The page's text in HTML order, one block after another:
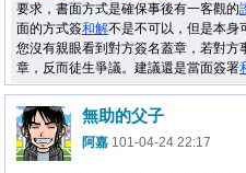
要求，書面方式是確保事後有一客觀的
面的方式簽和解不是不可以，但是本身
您沒有親眼看到對方簽名蓋章，若對方
章，反而徒生爭議。建議還是當面簽署
無助的父子
阿嘉 101-04-24 22:17